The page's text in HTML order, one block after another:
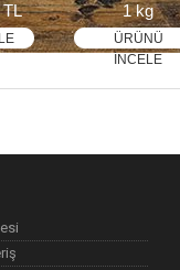
TL 1 kg
ÜRÜNÜ
İNCELE